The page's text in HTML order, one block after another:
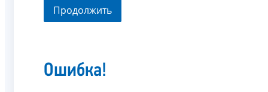
Продолжить
Ошибка!